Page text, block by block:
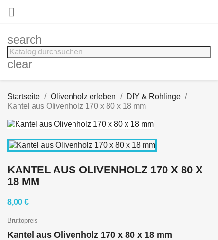

search
clear
Startseite Olivenholz erleben
DIY & Rohlinge
Kantel aus Olivenholz 170 x 80 x 18 mm
KANTEL AUS OLIVENHOLZ 170 X 80 X
18 MM
8,00 €
Bruttopreis
Kantel aus Olivenholz 170 x 80 x 18 mm